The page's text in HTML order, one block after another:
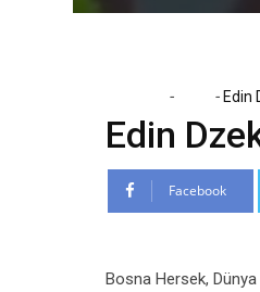
- - Edin
Edin
Facebook
Bosna Hersek, Dünya